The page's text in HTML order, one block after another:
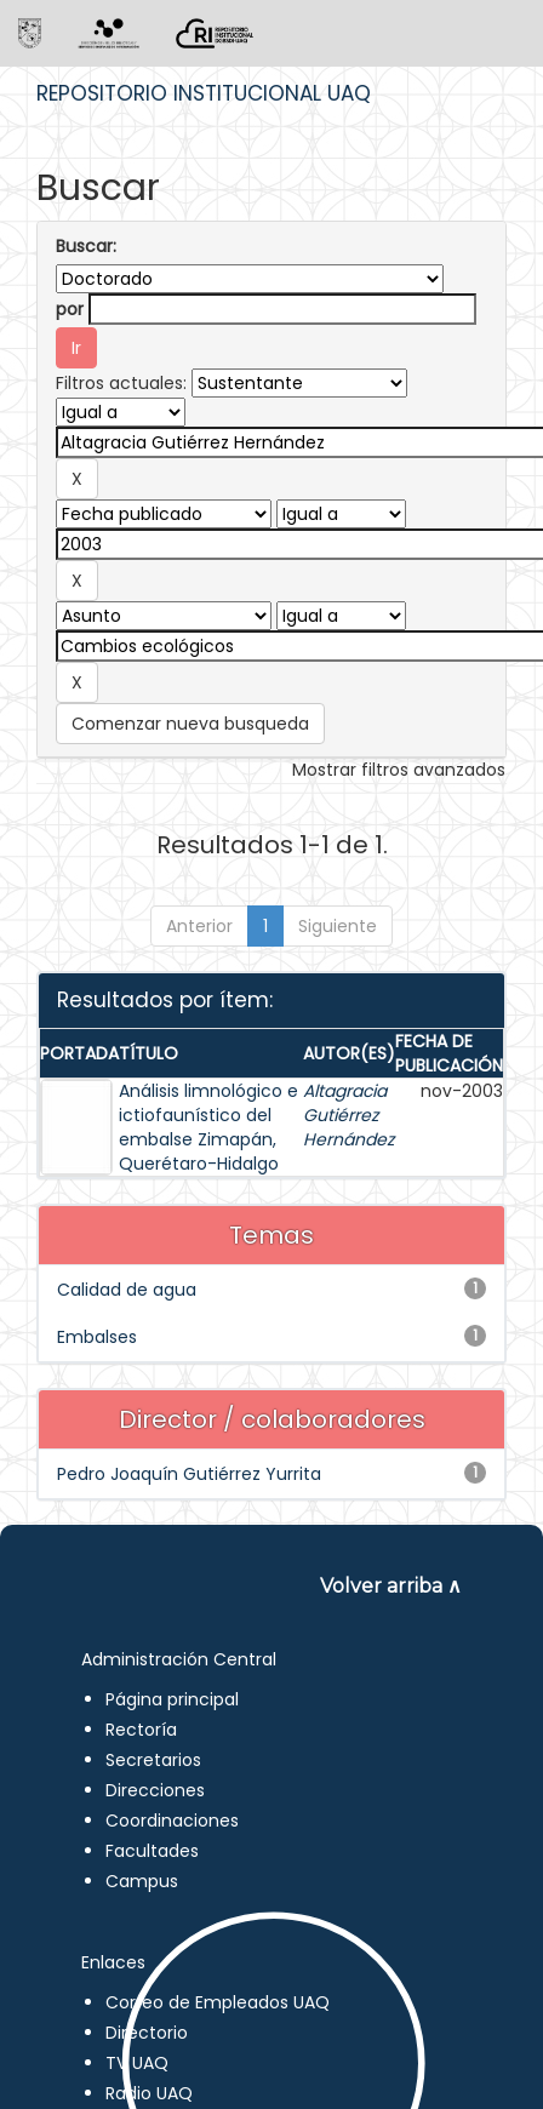
REPOSITORIO INSTITUCIONAL UAQ
Buscar
Buscar:
por
Filtros actuales:
Comenzar nueva busqueda
Mostrar filtros avanzados
Resultados 1-1 de 1.
Anterior 1 Siguiente
Resultados por ítem:
PORTADATÍTULO AUTOR(ES)FECHA DE
PUBLICACIÓN
Análisis limnológico e
ictiofaunístico del
embalse Zimapán,
Querétaro-Hidalgo
Altagracia
Gutiérrez
Hernández
nov-2003
Temas
1
Calidad de agua
1
Embalses
Director / colaboradores
1
Pedro Joaquín Gutiérrez Yurrita
Volver arriba ∧
Administración Central
Página principal
Rectoría
Secretarios
Direcciones
Coordinaciones
Facultades
Campus
Enlaces
Correo de Empleados UAQ
Directorio
TV UAQ
Radio UAQ